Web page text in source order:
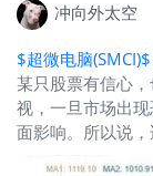
冲向外太空
$超微电脑(SMCI)$
某只股票有信心
视，一旦市场出
面影响。所以说